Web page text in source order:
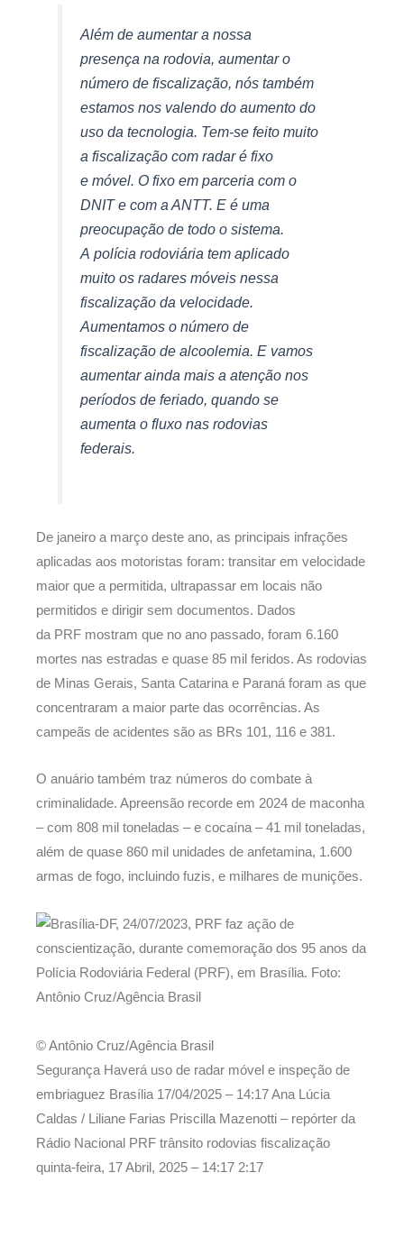
Além de aumentar a nossa
presença na rodovia, aumentar o
número de fiscalização, nós também
estamos nos valendo do aumento do
uso da tecnologia. Tem-se feito muito
a fiscalização com radar é fixo
e móvel. O fixo em parceria com o
DNIT e com a ANTT. E é uma
preocupação de todo o sistema.
A polícia rodoviária tem aplicado
muito os radares móveis nessa
fiscalização da velocidade.
Aumentamos o número de
fiscalização de alcoolemia. E vamos
aumentar ainda mais a atenção nos
períodos de feriado, quando se
aumenta o fluxo nas rodovias
federais.
De janeiro a março deste ano, as principais infrações
aplicadas aos motoristas foram: transitar em velocidade
maior que a permitida, ultrapassar em locais não
permitidos e dirigir sem documentos. Dados
da PRF mostram que no ano passado, foram 6.160
mortes nas estradas e quase 85 mil feridos. As rodovias
de Minas Gerais, Santa Catarina e Paraná foram as que
concentraram a maior parte das ocorrências. As
campeãs de acidentes são as BRs 101, 116 e 381.
O anuário também traz números do combate à
criminalidade. Apreensão recorde em 2024 de maconha
– com 808 mil toneladas – e cocaína – 41 mil toneladas,
além de quase 860 mil unidades de anfetamina, 1.600
armas de fogo, incluindo fuzis, e milhares de munições.
© Antônio Cruz/Agência Brasil
Segurança Haverá uso de radar móvel e inspeção de
embriaguez Brasília 17/04/2025 – 14:17Ana Lúcia
Caldas / Liliane Farias Priscilla Mazenotti – repórter da
Rádio Nacional PRF trânsito rodovias fiscalização
quinta-feira, 17 Abril, 2025 – 14:17 2:17